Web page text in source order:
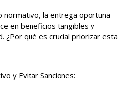
normativo, la entrega oportuna
en beneficios tangibles y
¿Por qué es crucial priorizar esta
y Evitar Sanciones: